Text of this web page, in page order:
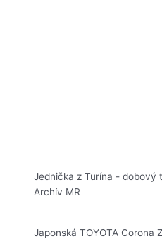
Jednička z Turína - dobový
Archív MR
Japonská TOYOTA Corona